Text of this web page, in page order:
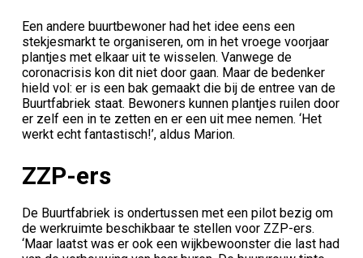
Een andere buurtbewoner had het idee eens een
stekjesmarkt te organiseren, om in het vroege voorjaar
plantjes met elkaar uit te wisselen. Vanwege de
coronacrisis kon dit niet door gaan. Maar de bedenker
hield vol: er is een bak gemaakt die bij de entree van de
Buurtfabriek staat. Bewoners kunnen plantjes ruilen door
er zelf een in te zetten en er een uit mee nemen. ‘Het
werkt echt fantastisch!’, aldus Marion.
ZZP-ers
De Buurtfabriek is ondertussen met een pilot bezig om
de werkruimte beschikbaar te stellen voor ZZP-ers.
‘Maar laatst was er ook een wijkbewoonster die last had